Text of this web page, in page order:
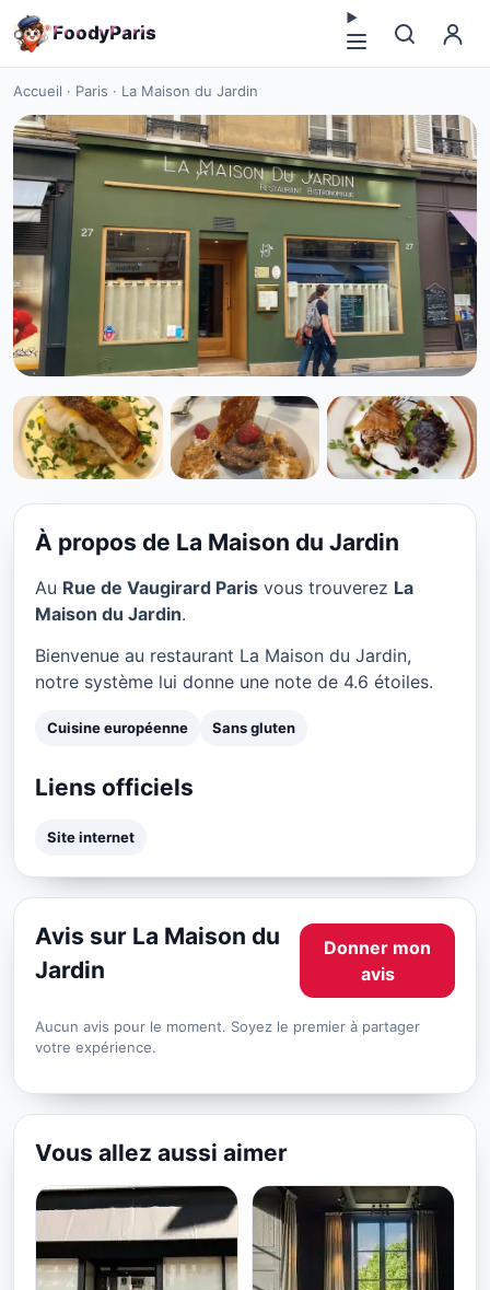
FoodyParis
Accueil · Paris · La Maison du Jardin
CUISINE EUROPÉENNE
La Maison du Jardin à Paris
★ 4.6/5
À propos de La Maison du Jardin
Au Rue de Vaugirard Paris vous trouverez La
Maison du Jardin.
Bienvenue au restaurant La Maison du Jardin,
notre système lui donne une note de 4.6 étoiles.
Cuisine européenne Sans gluten
Liens officiels
Site internet
Avis sur La Maison du
Jardin
Donner mon
avis
Aucun avis pour le moment. Soyez le premier à partager
votre expérience.
Vous allez aussi aimer